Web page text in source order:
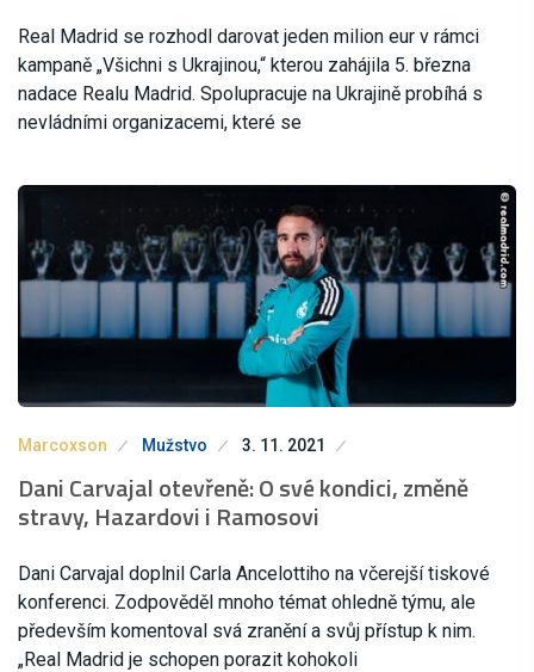
Real Madrid se rozhodl darovat jeden milion eur v rámci
kampaně „Všichni s Ukrajinou,“ kterou zahájila 5. března
nadace Realu Madrid. Spolupracuje na Ukrajině probíhá s
nevládními organizacemi, které se
Marcoxson Mužstvo 3. 11. 2021
Dani Carvajal otevřeně: O své kondici, změně
stravy, Hazardovi i Ramosovi
Dani Carvajal doplnil Carla Ancelottiho na včerejší tiskové
konferenci. Zodpověděl mnoho témat ohledně týmu, ale
především komentoval svá zranění a svůj přístup k nim.
„Real Madrid je schopen porazit kohokoli